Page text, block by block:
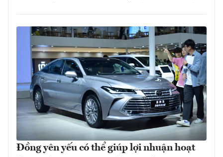
Đồng yên yếu có thể giúp lợi nhuận hoạt